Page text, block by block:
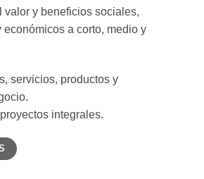
valor y beneficios sociales,
económicos a corto, medio y
servicios, productos y
integrales.